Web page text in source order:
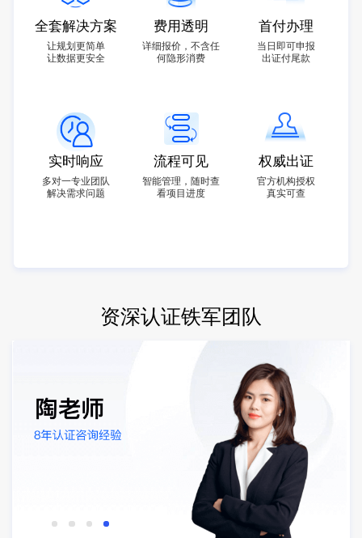
全套解决方案
让规划更简单
让数据更安全
费用透明
详细报价，不含任
何隐形消费
首付办理
当日即可申报
出证付尾款
实时响应
多对一专业团队
解决需求问题
流程可见
智能管理，随时查
看项目进度
权威出证
官方机构授权
真实可查
资深认证铁军团队